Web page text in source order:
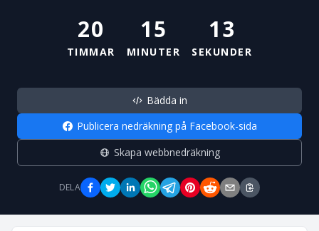
20
TIMMAR
15
MINUTER
12
SEKUNDER
Bädda in
Publicera nedräkning på Facebook-sida
Skapa webbnedräkning
DELA